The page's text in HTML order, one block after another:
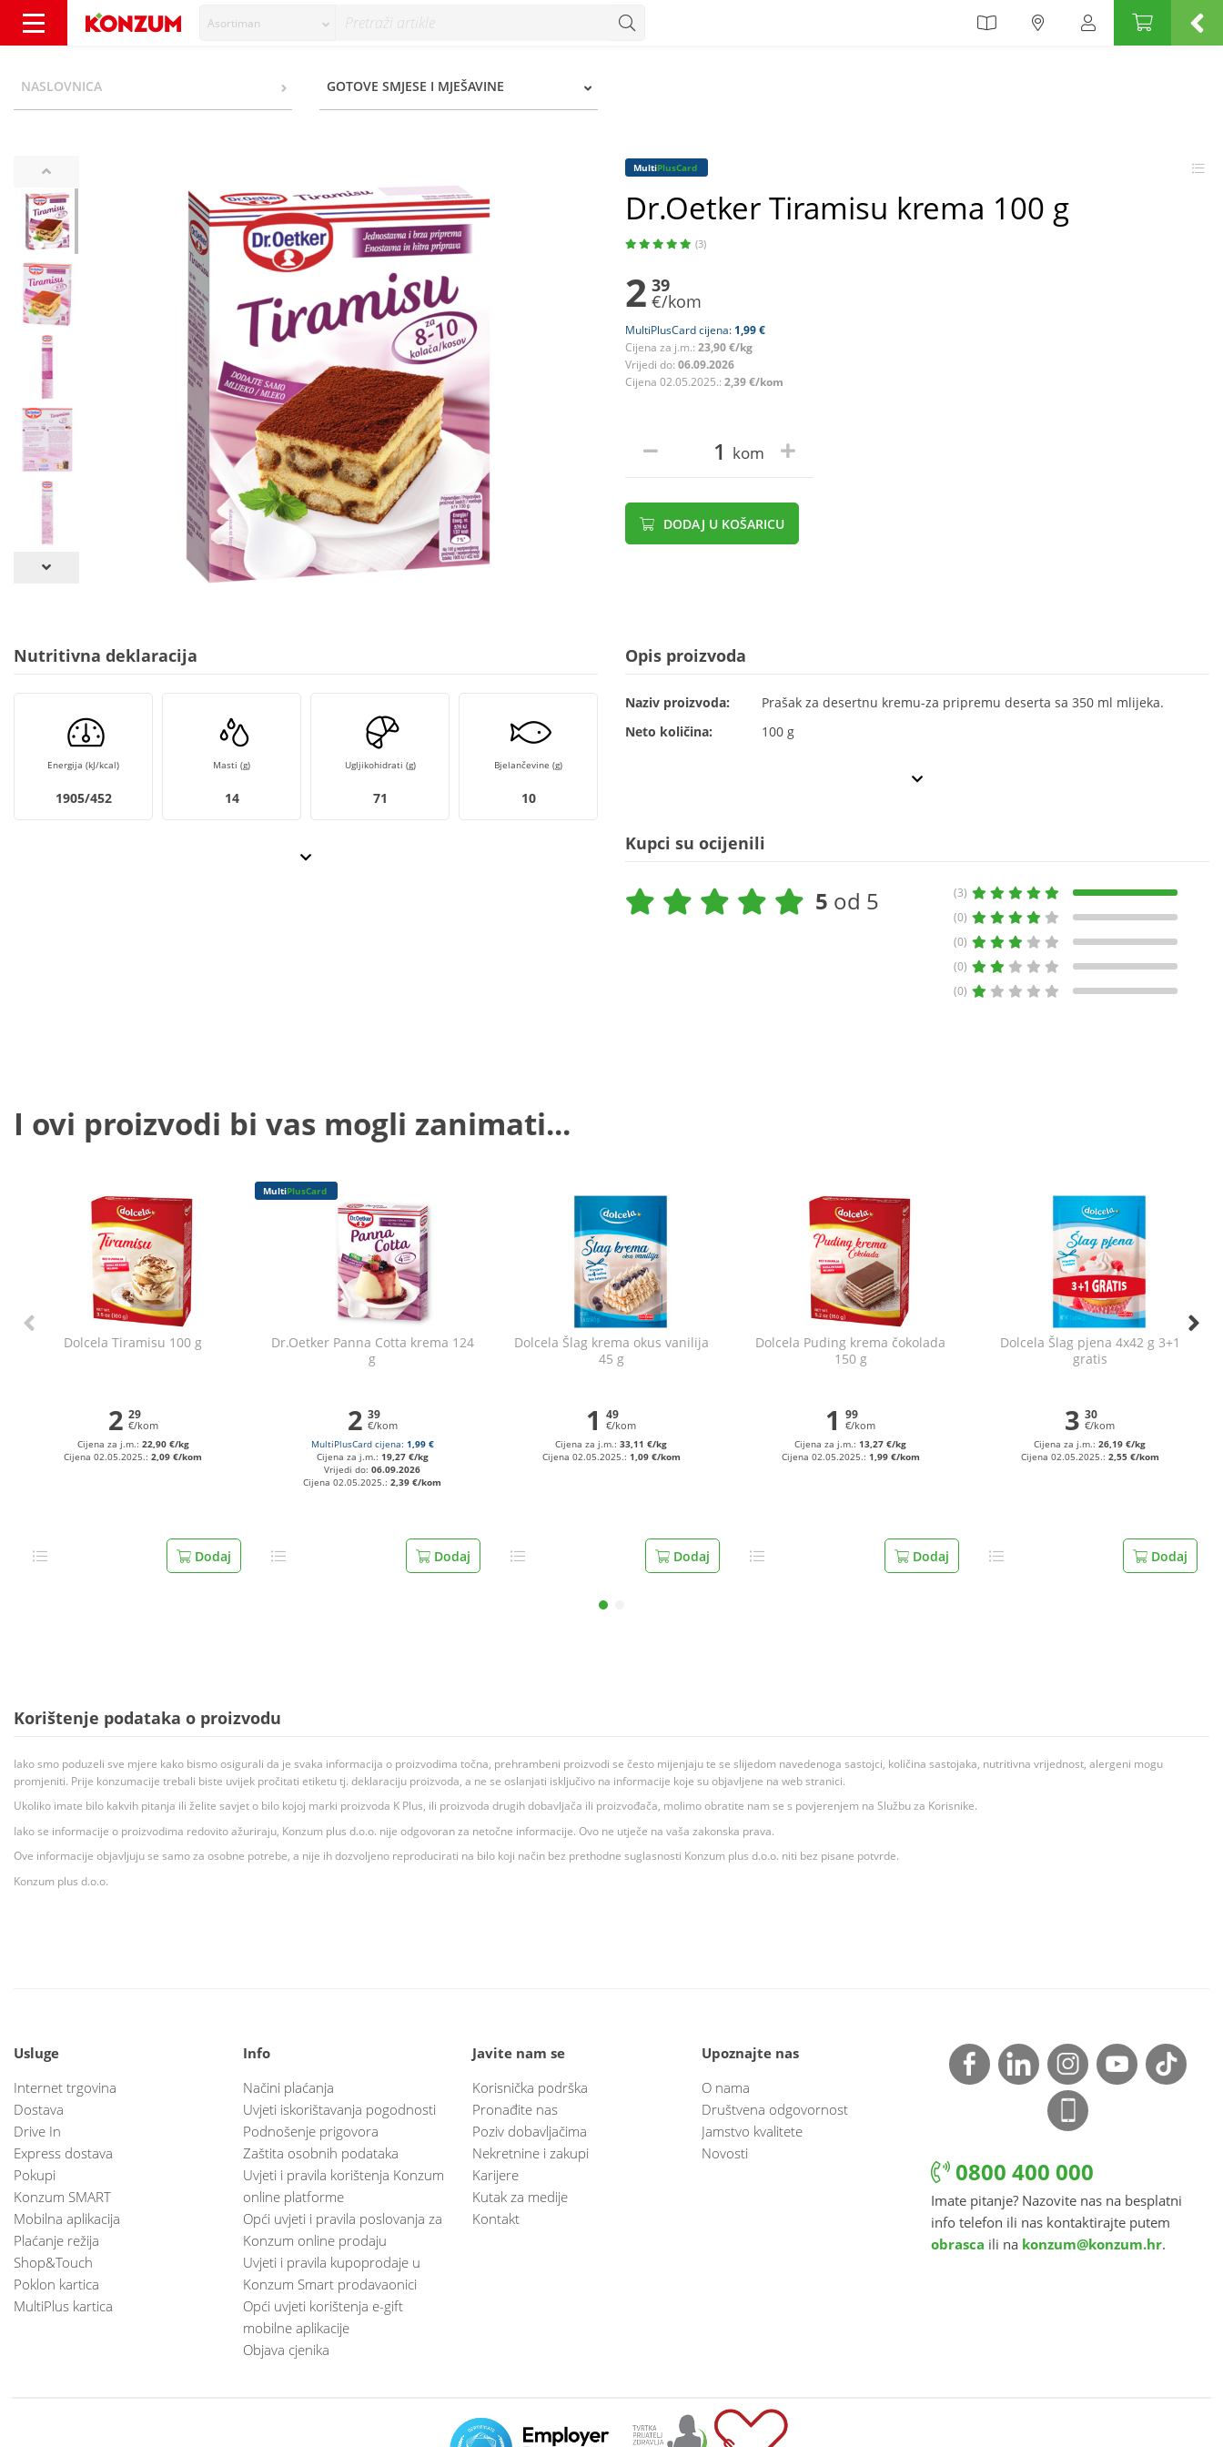
Asortiman
NASLOVNICA GOTOVE SMJESE I MJEŠAVINE
MultiPlusCard
Dr.Oetker Tiramisu krema 100 g
(3)
2 39
€/kom
MultiPlusCard cijena: 1,99 €
Cijena za j.m.: 23,90 €/kg
Vrijedi do: 06.09.2026
Cijena 02.05.2025.: 2,39 €/kom
kom
DODAJ U KOŠARICU
Nutritivna deklaracija
Energija (kJ/kcal)
1905/452
Masti (g)
14
Ugljikohidrati (g)
71
Bjelančevine (g)
10
Opis proizvoda
Naziv proizvoda:
Prašak za desertnu kremu-za pripremu deserta sa 350 ml mlijeka.
Neto količina:
100 g
Kupci su ocijenili
5 od 5
(3)
(0)
(0)
(0)
(0)
I ovi proizvodi bi vas mogli zanimati...
Dolcela Tiramisu 100 g
2 29
€/kom
Cijena za j.m.: 22,90 €/kg
Cijena 02.05.2025.:2,09 €/kom
Dodaj
MultiPlusCard
Dr.Oetker Panna Cotta krema 124
g
2 39
€/kom
MultiPlusCard cijena: 1,99 €
Cijena za j.m.: 19,27 €/kg
Vrijedi do:06.09.2026
Cijena 02.05.2025.:2,39 €/kom
Dodaj
Dolcela Šlag krema okus vanilija
45 g
1 49
€/kom
Cijena za j.m.:33,11 €/kg
Cijena 02.05.2025.: 1,09 €/kom
Dodaj
Dolcela Puding krema čokolada
150 g
1 99
€/kom
Cijena za j.m.:13,27 €/kg
Cijena 02.05.2025.: 1,99 €/kom
Dodaj
Dolcela Šlag pjena 4x42 g 3+1
gratis
3 30
€/kom
Cijena za j.m.:26,19 €/kg
Cijena 02.05.2025.: 2,55 €/kom
Dodaj
Korištenje podataka o proizvodu
Iako smo poduzeli sve mjere kako bismo osigurali da je svaka informacija o proizvodima točna, prehrambeni proizvodi se često mijenjaju te se slijedom navedenoga sastojci, količina sastojaka, nutritivna vrijednost, alergeni mogu
promjeniti. Prije konzumacije trebali biste uvijek pročitati etiketu tj. deklaraciju proizvoda, a ne se oslanjati isključivo na informacije koje su objavljene na web stranici.
Ukoliko imate bilo kakvih pitanja ili želite savjet o bilo kojoj marki proizvoda K Plus, ili proizvoda drugih dobavljača ili proizvođača, molimo obratite nam se s povjerenjem na Službu za Korisnike.
Iako se informacije o proizvodima redovito ažuriraju, Konzum plus d.o.o. nije odgovoran za netočne informacije. Ovo ne utječe na vaša zakonska prava.
Ove informacije objavljuju se samo za osobne potrebe, a nije ih dozvoljeno reproducirati na bilo koji način bez prethodne suglasnosti Konzum plus d.o.o. niti bez pisane potvrde.
Konzum plus d.o.o.
Usluge
Internet trgovina
Dostava
Drive In
Express dostava
Pokupi
Konzum SMART
Mobilna aplikacija
Plaćanje režija
Shop&Touch
Poklon kartica
MultiPlus kartica
Info
Načini plaćanja
Uvjeti iskorištavanja pogodnosti
Podnošenje prigovora
Zaštita osobnih podataka
Uvjeti i pravila korištenja Konzum
online platforme
Opći uvjeti i pravila poslovanja za
Konzum online prodaju
Uvjeti i pravila kupoprodaje u
Konzum Smart prodavaonici
Opći uvjeti korištenja e-gift
mobilne aplikacije
Objava cjenika
Javite nam se
Korisnička podrška
Pronađite nas
Poziv dobavljačima
Nekretnine i zakupi
Karijere
Kutak za medije
Kontakt
Upoznajte nas
O nama
Društvena odgovornost
Jamstvo kvalitete
Novosti
0800 400 000
Imate pitanje? Nazovite nas na besplatni
info telefon ili nas kontaktirajte putem
obrasca ili na konzum@konzum.hr.